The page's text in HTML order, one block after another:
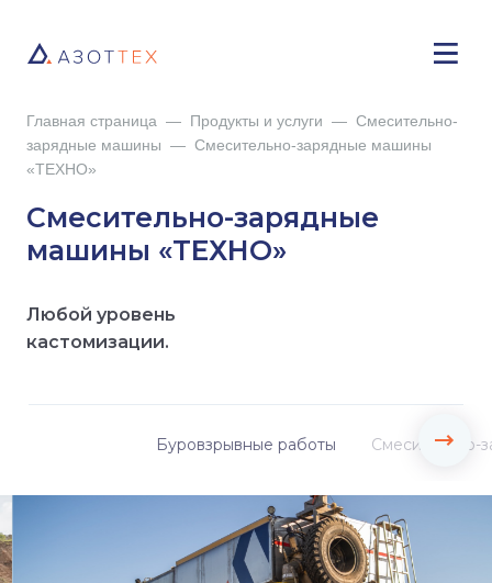
Главная страница — Продукты и услуги — Смесительно-
зарядные машины — Смесительно-зарядные машины
«ТЕХНО»
Смесительно-зарядные
машины «ТЕХНО»
Любой уровень
кастомизации.
Буровзрывные работы Смесительно-